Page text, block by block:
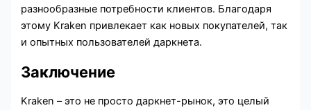
разнообразные потребности клиентов. Благодаря
этому Kraken привлекает как новых покупателей, так
и опытных пользователей даркнета.
Заключение
Kraken – это не просто даркнет-рынок, это целый